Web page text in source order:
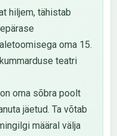
hiljem, tähistab
oma 15.
teatri
oma sõbra poolt
jäetud. Ta võtab
määral välja